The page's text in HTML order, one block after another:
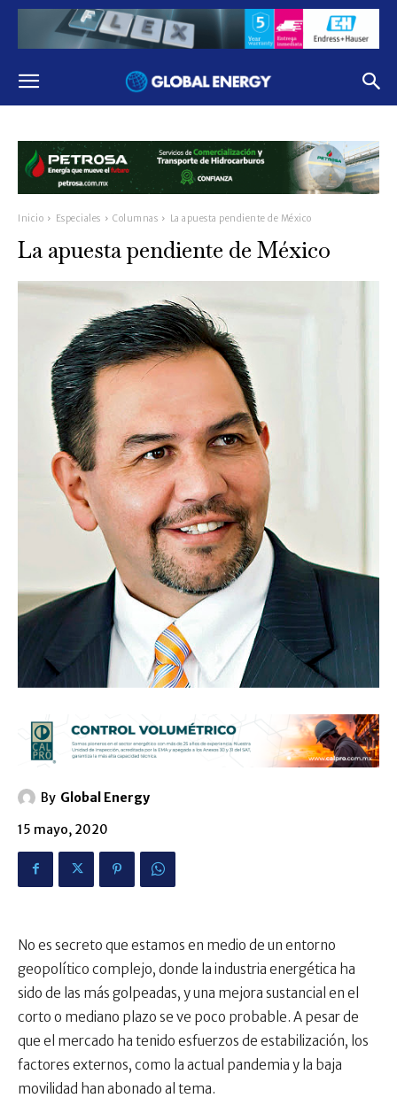
Inicio Especiales Columnas La apuesta pendiente de México
La apuesta pendiente de México
By Global Energy
15 mayo, 2020
No es secreto que estamos en medio de un entorno
geopolítico complejo, donde la industria energética ha
sido de las más golpeadas, y una mejora sustancial en el
corto o mediano plazo se ve poco probable. A pesar de
que el mercado ha tenido esfuerzos de estabilización, los
factores externos, como la actual pandemia y la baja
movilidad han abonado al tema.